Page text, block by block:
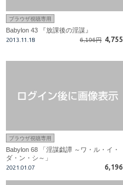
ブラウザ視聴専用
Babylon 43 『放課後の淫謀』
2013.11.18 6,196円 4,755
ブラウザ視聴専用
Babylon 68 「淫謀戯譚 ～ワ・ル・イ・
ダ・ン・シ～」
2021.01.07 6,196